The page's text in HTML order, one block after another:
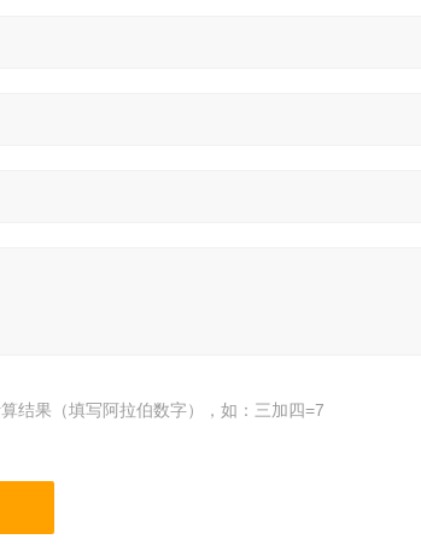
结果（填写阿拉伯数字），如：三加四=7